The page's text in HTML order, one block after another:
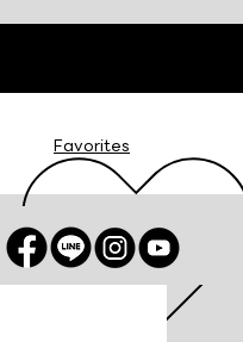
Favorites